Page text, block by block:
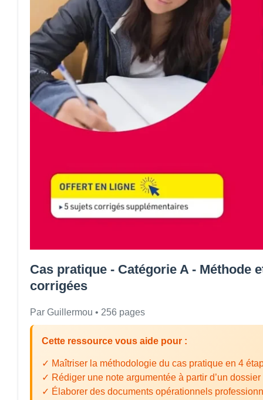
Cas pratique - Catégorie A - Méthode
corrigées
Par Guillermou • 256 pages
Cette ressource vous aide pour :
✓ Maîtriser la méthodologie du cas pratique en 4
✓ Rédiger une note argumentée à partir d’un dossier
✓ Élaborer des documents opérationnels